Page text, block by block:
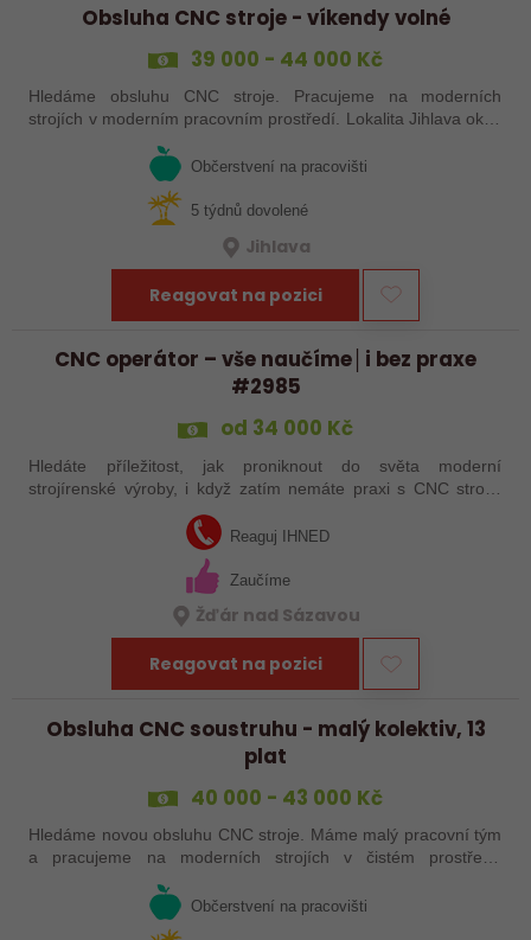
Obsluha CNC stroje - víkendy volné
39 000 - 44 000 Kč
Hledáme obsluhu CNC stroje. Pracujeme na moderních
strojích v moderním pracovním prostředí. Lokalita Jihlava okolí
Občerstvení na pracovišti
5 týdnů dovolené
Jihlava
Reagovat na pozici
CNC operátor – vše naučíme│i bez praxe
#2985
od 34 000 Kč
Hledáte příležitost, jak proniknout do světa moderní
strojírenské výroby, i když zatím nemáte praxi s CNC stroji?
Jsme Sanborn stabilní firma s dlouholetou tradicí a moderním
strojním vybavením.…
Reaguj IHNED
Zaučíme
Žďár nad Sázavou
Reagovat na pozici
Obsluha CNC soustruhu - malý kolektiv, 13
plat
40 000 - 43 000 Kč
Hledáme novou obsluhu CNC stroje. Máme malý pracovní tým
a pracujeme na moderních strojích v čistém prostředí.
Pracovistě cca 5 km od Jihlavy = ŘP sk.B .
Občerstvení na pracovišti